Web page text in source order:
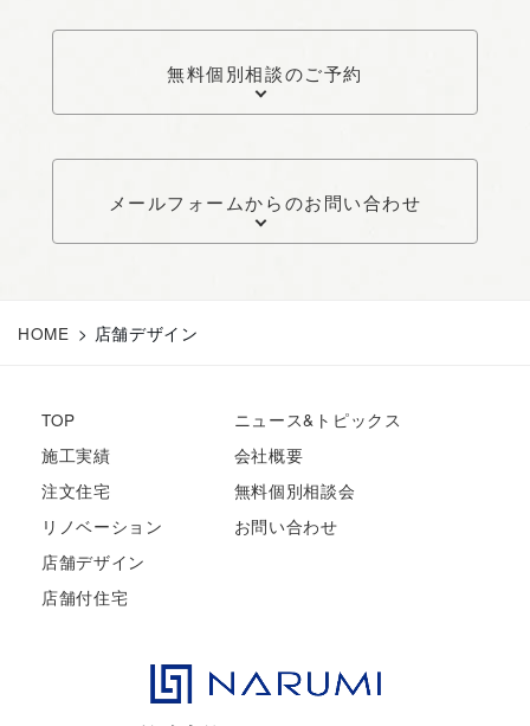
無料個別相談のご予約
メールフォームからのお問い合わせ
HOME > 店舗デザイン
TOP
施工実績
注文住宅
リノベーション
店舗デザイン
店舗付住宅
ニュース&トピックス
会社概要
無料個別相談会
お問い合わせ